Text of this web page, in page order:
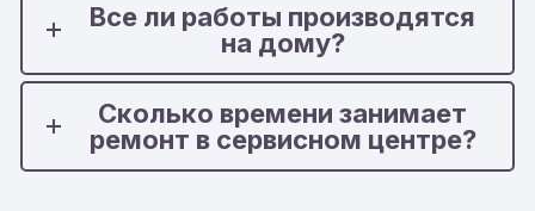
Все ли работы производятся
на дому?
Сколько времени занимает
ремонт в сервисном центре?